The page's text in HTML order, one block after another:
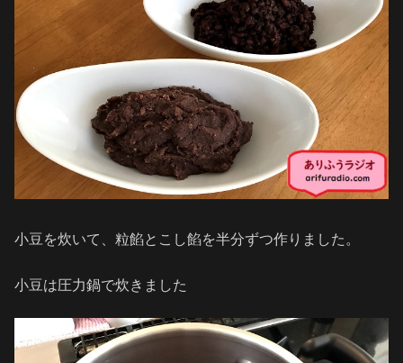
小豆を炊いて、粒餡とこし餡を半分ずつ作りました。
小豆は圧力鍋で炊きました